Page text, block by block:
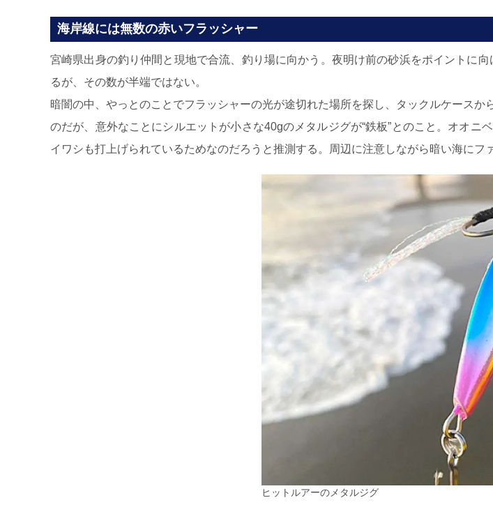
海岸線には無数の赤いフラッシャー
宮崎県出身の釣り仲間と現地で合流、釣り場に向かう。夜明け前の砂浜をポイントに
るが、その数が半端ではない。
暗闇の中、やっとのことでフラッシャーの光が途切れた場所を探し、タックルケース
のだが、意外なことにシルエットが小さな40gのメタルジグが“鉄板”とのこと。オオ
イワシも打上げられているためなのだろうと推測する。周辺に注意しながら暗い海にフ
ヒットルアーのメタルジグ